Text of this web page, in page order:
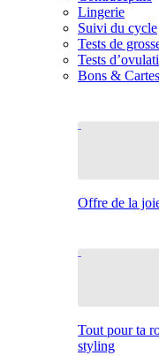
Lingerie
Suivi du cycle
Tests de
Tests
Bons &
Offre de la
Tout pour ta
styling